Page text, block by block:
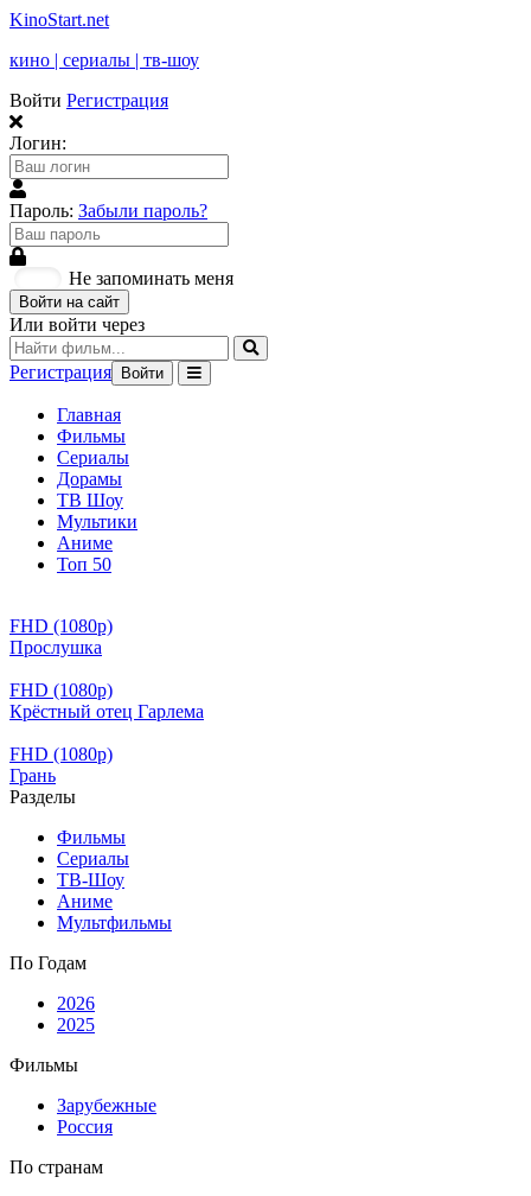
KinoStart.net
кино | сериалы | тв-шоу
Войти Регистрация
Логин:
Пароль: Забыли пароль?
Не запоминать меня
Войти на сайт
Или войти через
Регистрация Войти
Главная
Фильмы
Сериалы
Дорамы
ТВ Шоу
Мультики
Аниме
Топ 50
FHD (1080p)
Прослушка
FHD (1080p)
Крёстный отец Гарлема
FHD (1080p)
Грань
Разделы
Фильмы
Сериалы
ТВ-Шоу
Аниме
Мультфильмы
По Годам
2026
2025
Фильмы
Зарубежные
Россия
По странам